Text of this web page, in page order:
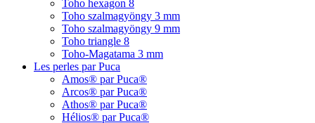
Toho hexagon 8
Toho szalmagyöngy 3 mm
Toho szalmagyöngy 9 mm
Toho triangle 8
Toho-Magatama 3 mm
Les perles par Puca
Amos® par Puca®
Arcos® par Puca®
Athos® par Puca®
Hélios® par Puca®